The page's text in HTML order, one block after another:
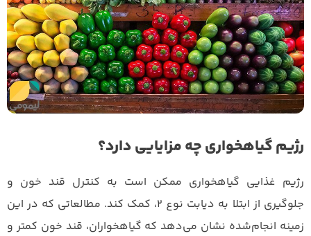
رژیم گیاهخواری چه مزایایی دارد؟
رژیم غذایی گیاهخواری ممکن است به کنترل قند خون و
جلوگیری از ابتلا به دیابت نوع 2، کمک کند. مطالعاتی که در این
زمینه انجام‌شده نشان می‌دهد که گیاهخواران، قند خون کمتر و